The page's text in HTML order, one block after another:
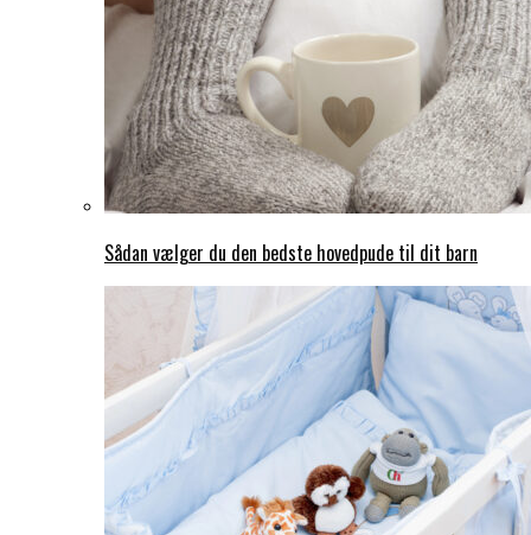
Sådan vælger du den bedste hovedpude til dit barn